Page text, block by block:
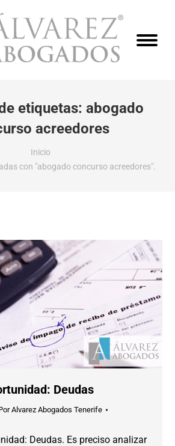
etiquetas: abogado
acreedores
Inicio
con "abogado concurso acreedores".
Deudas
Alvarez Abogados Tenerife
Deudas. Es preciso analizar